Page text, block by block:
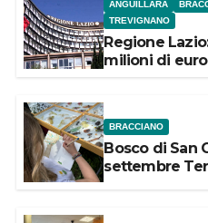
ANGUILLARA
TREVIGNANO
Regione
milioni di
BRACCIANO
Bosco di San
settembre